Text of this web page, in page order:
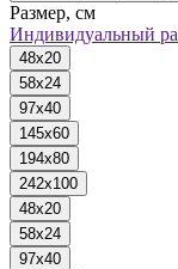
Размер, см
Индивидуальный
48x20
58x24
97x40
145x60
194x80
242x100
48x20
58x24
97x40